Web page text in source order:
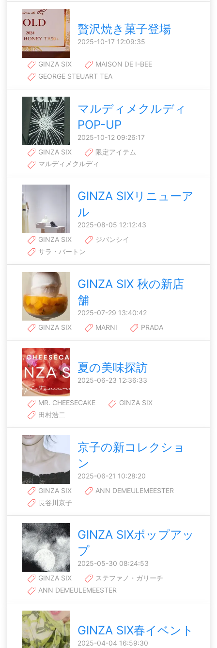
贅沢焼き菓子登場
2025-10-17 12:09:35
GINZA SIX
MAISON DE I-BEE
GEORGE STEUART TEA
マルディメクルディ
POP-UP
2025-10-12 09:26:17
GINZA SIX
限定アイテム
マルディメクルディ
GINZA SIXリニューア
ル
2025-08-05 12:12:43
GINZA SIX
ジバンシイ
サラ・バートン
GINZA SIX 秋の新店
舗
2025-07-29 13:40:42
GINZA SIX
MARNI PRADA
夏の美味探訪
2025-06-23 12:36:33
MR. CHEESECAKE
GINZA SIX
田村浩二
京子の新コレクショ
ン
2025-06-21 10:28:20
GINZA SIX
ANN DEMEULEMEESTER
長谷川京子
GINZA SIXポップアッ
プ
2025-05-30 08:24:53
GINZA SIX
ステファノ・ガリーチ
ANN DEMEULEMEESTER
GINZA SIX春イベント
2025-04-04 16:59:30